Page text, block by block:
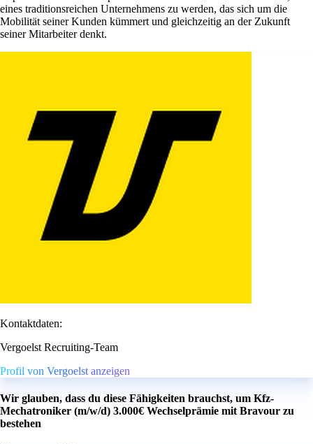
eines traditionsreichen Unternehmens zu werden, das sich um die
Mobilität seiner Kunden kümmert und gleichzeitig an der Zukunft
seiner Mitarbeiter denkt.
Kontaktdaten:
Vergoelst Recruiting-Team
Profil von Vergoelst anzeigen
Wir glauben, dass du diese Fähigkeiten brauchst, um Kfz-
Mechatroniker (m/w/d) 3.000€ Wechselprämie mit Bravour zu
bestehen